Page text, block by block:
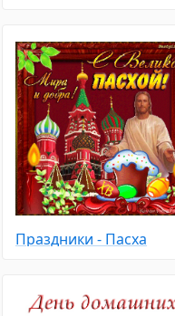
Праздники - Пасха